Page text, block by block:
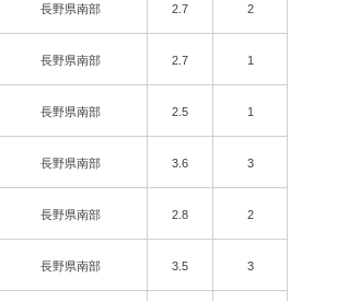
長野県南部 2.7 2
長野県南部 2.7 1
長野県南部 2.5 1
長野県南部 3.6 3
長野県南部 2.8 2
長野県南部 3.5 3